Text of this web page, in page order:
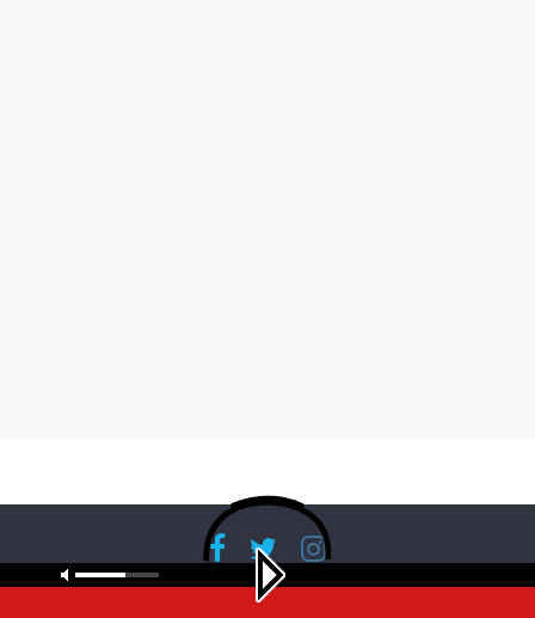
Copyright © 2026RadioBanglaNet. All rights reserved.